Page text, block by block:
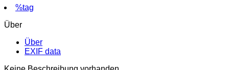
%tag
Über
Über
EXIF data